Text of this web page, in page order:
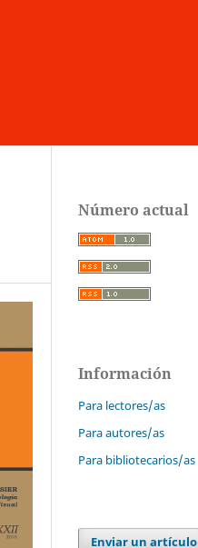
Número actual
Información
Para lectores/as
Para autores/as
Para bibliotecarios/as
Enviar un artículo